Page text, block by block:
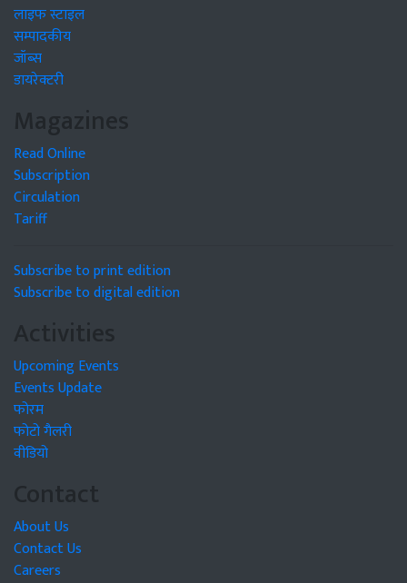
लाइफ स्टाइल
सम्पादकीय
जॉब्स
डायरेक्टरी
Magazines
Read Online
Subscription
Circulation
Tariff
Subscribe to print edition
Subscribe to digital edition
Activities
Upcoming Events
Events Update
फोरम
फोटो गैलरी
वीडियो
Contact
About Us
Contact Us
Careers